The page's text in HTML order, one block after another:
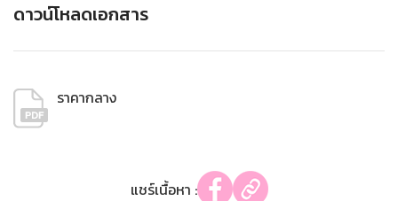
ดาวน์โหลดเอกสาร
ราคากลาง
แชร์เนื้อหา :